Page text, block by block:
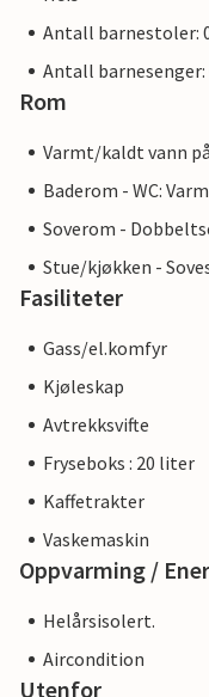
Antall barnestoler:
Antall barnesenger:
Rom
Varmt/kaldt vann
Baderom - WC:
Soverom -
Stue/kjøkken -
Fasiliteter
Gass/el.komfyr
Kjøleskap
Avtrekksvifte
Fryseboks : 20 liter
Kaffetrakter
Vaskemaskin
Oppvarming /
Helårsisolert.
Aircondition
Utenfor